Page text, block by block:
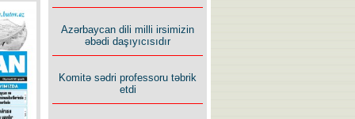
İlham İsmayıl yazır:
Azərbaycan dili milli irsimizin
əbədi daşıyıcısıdır
Komitə sədri professoru təbrik
etdi